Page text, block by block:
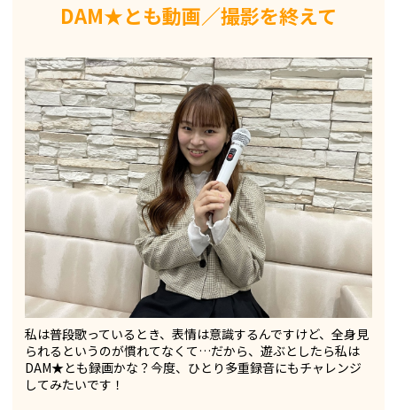
DAM★とも動画／撮影を終えて
私は普段歌っているとき、表情は意識するんですけど、全身見
られるというのが慣れてなくて…だから、遊ぶとしたら私は
DAM★とも録画かな？今度、ひとり多重録音にもチャレンジ
してみたいです！